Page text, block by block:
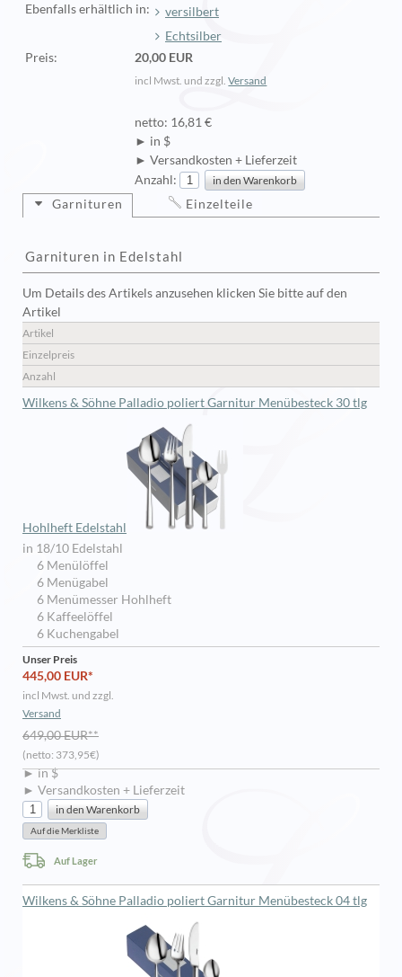
Ebenfalls erhältlich in:
versilbert
Echtsilber
Preis: 20,00 EUR
incl Mwst. und zzgl.Versand
netto: 16,81 €
► in $
► Versandkosten + Lieferzeit
Anzahl:
Garnituren
Garnituren in Edelstahl
Um Details des Artikels anzusehen klicken Sie bitte auf den
Artikel
Artikel
Einzelpreis
Anzahl
Wilkens & Söhne Palladio poliert Garnitur Menübesteck 30 tlg
Hohlheft Edelstahl
in 18/10 Edelstahl
6 Menülöffel
6 Menügabel
6 Menümesser Hohlheft
6 Kaffeelöffel
6 Kuchengabel
Unser Preis
445,00 EUR*
incl Mwst. und zzgl.
Versand
649,00 EUR**
(netto: 373,95€)
► in $
► Versandkosten + Lieferzeit
Auf Lager
Wilkens & Söhne Palladio poliert Garnitur Menübesteck 04 tlg
Einzelteile